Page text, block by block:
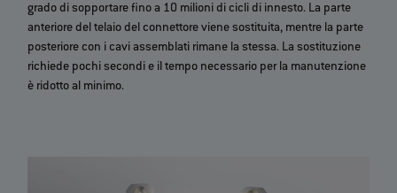
grado di sopportare fino a 10 milioni di cicli di innesto. La parte
anteriore del telaio del connettore viene sostituita, mentre la parte
posteriore con i cavi assemblati rimane la stessa. La sostituzione
richiede pochi secondi e il tempo necessario per la manutenzione
è ridotto al minimo.